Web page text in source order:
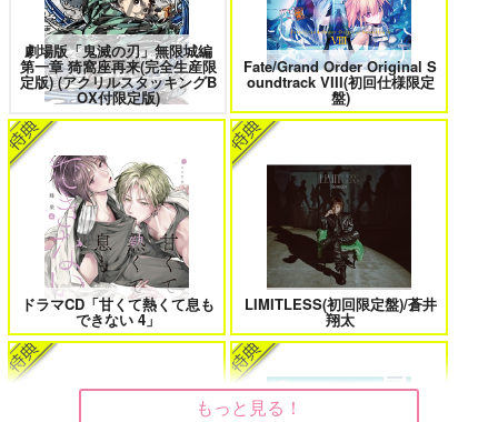
鉢屋三郎×尾浜勘右衛門
サンプル
カート
鬼上司・獄寺さんは暴かれたい。 6 恋してくれるな、マイバディ
みなと商事コインランドリー 7 光が死んだ夏 9
夜明けの唄 7 ふたりのけもの 2
劇場版「鬼滅の刃」無限城編
第一章 猗窩座再来(完全生産限
定版) (アクリルスタッキングB
OX付限定版)
Fate/Grand Order Original S
oundtrack VIII(初回仕様限定
盤)
ドラマCD「甘くて熱くて息も
できない 4」
LIMITLESS(初回限定盤)/蒼井
翔太
もっと見る！